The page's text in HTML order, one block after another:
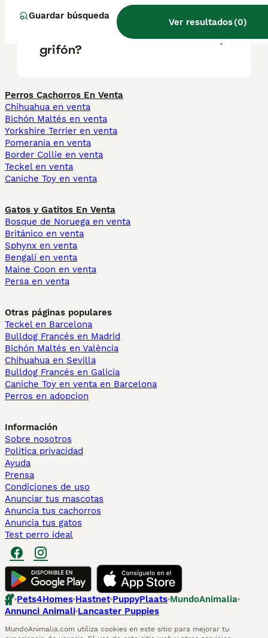
Guardar búsqueda
Ver resultados(0)
¿Cuánto cuesta un perro
grifón?
Perros Cachorros En Venta
Chihuahua en venta
Bichón Maltés en venta
Yorkshire Terrier en venta
Pomerania en venta
Border Collie en venta
Teckel en venta
Caniche Toy en venta
Gatos y Gatitos En Venta
Bosque de Noruega en venta
Británico en venta
Sphynx en venta
Bengalí en venta
Maine Coon en venta
Persa en venta
Otras páginas populares
Teckel en Barcelona
Bulldog Francés en Madrid
Bichón Maltés en València
Chihuahua en Sevilla
Bulldog Francés en Galicia
Caniche Toy en venta en Barcelona
Perros en adopcion
Información
Sobre nosotros
Politica privacidad
Ayuda
Prensa
Condiciones de uso
Anunciar tus mascotas
Anuncia tus cachorros
Anuncia tus gatos
Test perro ideal
Pets4Homes Hastnet PuppyPlaats MundoAnimalia
Annunci Animali Lancaster Puppies
MundoAnimalia.com utiliza cookies en este sitio para mejorar tu